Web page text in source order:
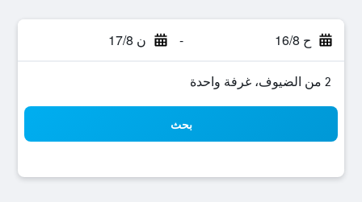
ح 16/8 - ن 17/8
2 من الضيوف، غرفة واحدة
بحث